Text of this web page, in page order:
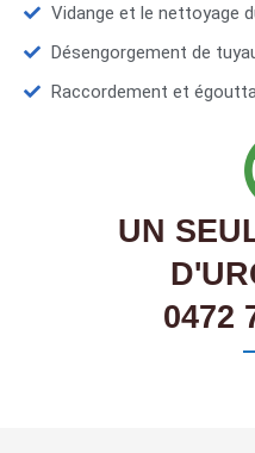
Vidange et le nettoyage
Désengorgement de
Raccordement et
UN
0472